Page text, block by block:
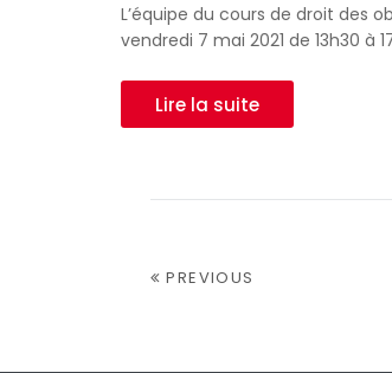
L’équipe du cours de droit des
vendredi 7 mai 2021 de 13h30 à
Lire la suite
PREVIOUS